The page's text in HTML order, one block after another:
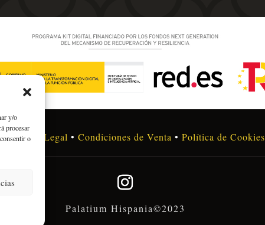
y/o
procesar
o
•Aviso Legal • Condiciones de Venta • Política de Cookies
Palatium Hispania©2023